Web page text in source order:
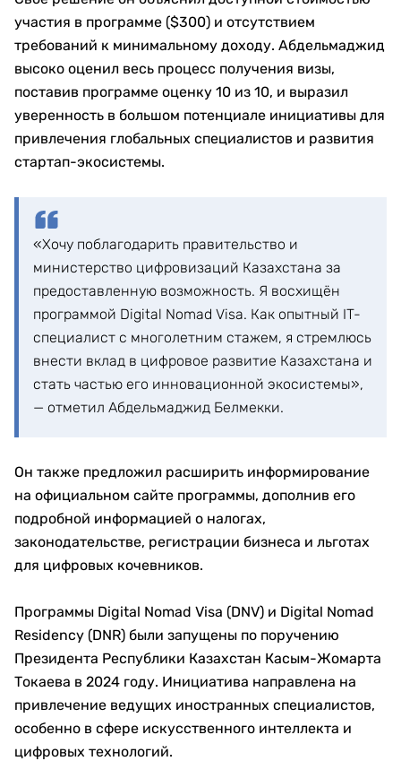
участия в программе ($300) и отсутствием
требований к минимальному доходу. Абдельмаджид
высоко оценил весь процесс получения визы,
поставив программе оценку 10 из 10, и выразил
уверенность в большом потенциале инициативы для
привлечения глобальных специалистов и развития
стартап-экосистемы.
«Хочу поблагодарить правительство и
министерство цифровизаций Казахстана за
предоставленную возможность. Я восхищён
программой Digital Nomad Visa. Как опытный IT-
специалист с многолетним стажем, я стремлюсь
внести вклад в цифровое развитие Казахстана и
стать частью его инновационной экосистемы»,
— отметил Абдельмаджид Белмекки.
Он также предложил расширить информирование
на официальном сайте программы, дополнив его
подробной информацией о налогах,
законодательстве, регистрации бизнеса и льготах
для цифровых кочевников.
Программы Digital Nomad Visa (DNV) и Digital Nomad
Residency (DNR) были запущены по поручению
Президента Республики Казахстан Касым-Жомарта
Токаева в 2024 году. Инициатива направлена на
привлечение ведущих иностранных специалистов,
особенно в сфере искусственного интеллекта и
цифровых технологий.